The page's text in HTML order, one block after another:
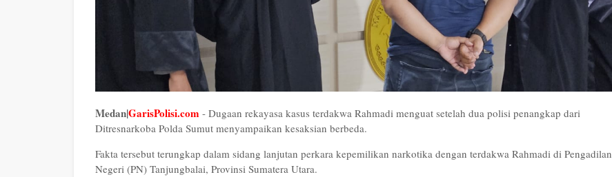
Medan|GarisPolisi.com - Dugaan rekayasa kasus terdakwa Rahmadi menguat setelah dua polisi penangkap dari
Ditresnarkoba Polda Sumut menyampaikan kesaksian berbeda.
Fakta tersebut terungkap dalam sidang lanjutan perkara kepemilikan narkotika dengan terdakwa Rahmadi di Pengadilan
Negeri (PN) Tanjungbalai, Provinsi Sumatera Utara.